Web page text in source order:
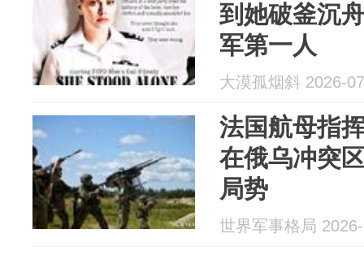
到她破釜沉
军第一人
大漠孤烟斜 2026-
法国航母指
在俄乌冲突
局势
世界军事格局